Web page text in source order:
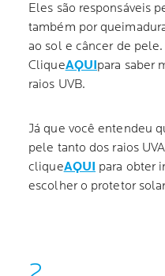
Eles são responsáveis
também por
ao sol e câncer de pele.
CliqueAQUIpara saber
raios UVB.
Já que você entendeu
pele tanto dos raios
cliqueAQUI para obter
escolher o protetor